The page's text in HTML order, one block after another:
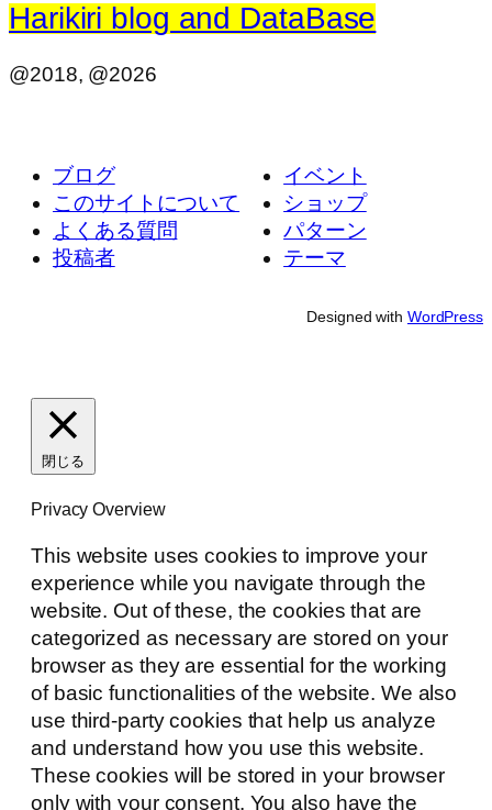
Harikiri blog and DataBase
@2018, @2026
ブログ
このサイトについて
よくある質問
投稿者
イベント
ショップ
パターン
テーマ
Designed with WordPress
閉じる
Privacy Overview
This website uses cookies to improve your
experience while you navigate through the
website. Out of these, the cookies that are
categorized as necessary are stored on your
browser as they are essential for the working
of basic functionalities of the website. We also
use third-party cookies that help us analyze
and understand how you use this website.
These cookies will be stored in your browser
only with your consent. You also have the